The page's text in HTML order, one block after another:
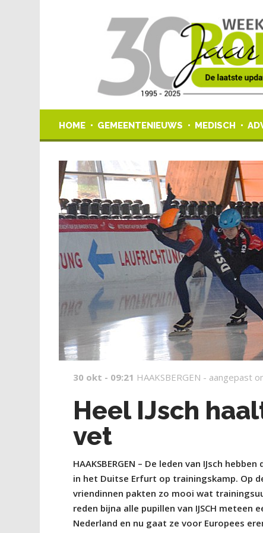
HOME GEMEENTENIEUWS MEDISCH
30 okt - 09:21 HAAKSBERGEN - aangepast
Heel IJsch
vet
HAAKSBERGEN – De leden van IJsch
in het Duitse Erfurt op trainingskamp. Op
vriendinnen pakten zo mooi wat
reden bijna alle pupillen van IJSCH
Nederland en nu gaat ze voor Europees